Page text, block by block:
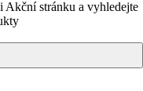
Akční stránku a vyhledejte